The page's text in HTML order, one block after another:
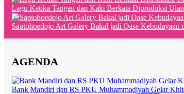
Lagu Ketika Tangan dan Kaki Berkata Diproduksi
Saptohoedojo Art Galery Bakal jadi Oase Kebudayaan
AGENDA
Bank Mandiri dan RS PKU Muhammadiyah Gelar